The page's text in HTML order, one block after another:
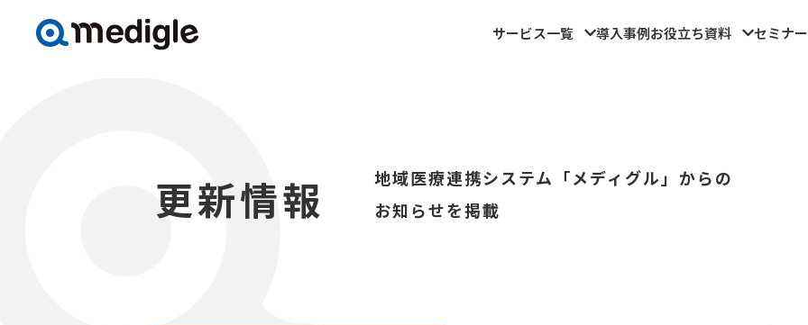
サービス一覧 導入事例お役立ち資料 セミナ
更新情報
地域医療連携システム「メディグル」からの
お知らせを掲載